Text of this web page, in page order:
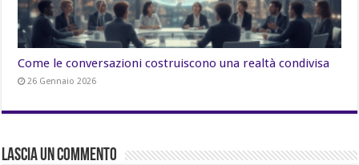
Come le conversazioni costruiscono una realtà condivisa
26 Gennaio 2026
Lascia un commento